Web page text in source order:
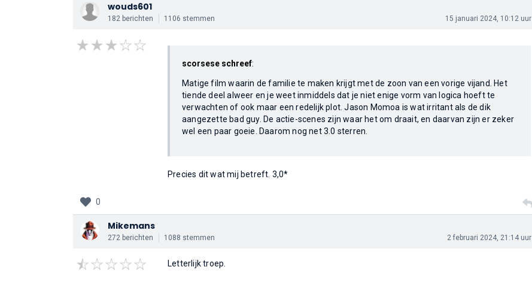
wouds601
182 berichten 1106 stemmen 15 januari 2024, 10:12 uur
scorsese schreef:
Matige film waarin de familie te maken krijgt met de zoon van een vorige vijand. Het
tiende deel alweer en je weet inmiddels dat je niet enige vorm van logica hoeft te
verwachten of ook maar een redelijk plot. Jason Momoa is wat irritant als de dik
aangezette bad guy. De actie-scenes zijn waar het om draait, en daarvan zijn er zeker
wel een paar goeie. Daarom nog net 3.0 sterren.
Precies dit wat mij betreft. 3,0*
0
Mikemans
272 berichten 1088 stemmen 2 februari 2024, 21:14 uur
Letterlijk troep.